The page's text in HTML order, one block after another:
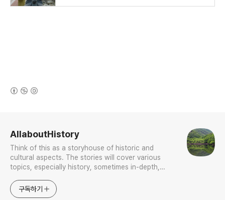
AllaboutHistory
Think of this as a storyhouse of historic and
cultural aspects. The stories will cover various
topics, especially history, sometimes in-depth,
approach will be to resist any common sense or
generalized viewpoint
구독하기